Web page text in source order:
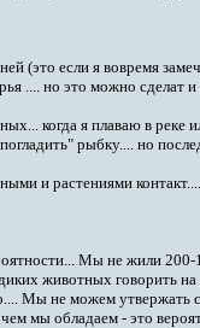
(это если я вовремя
.... но это можно сделат
когда я плаваю в реке
рыбку.... но
и растениями контакт....
Мы не жили 200-
животных говорить на
Мы не можем утвержать
мы обладаем - это